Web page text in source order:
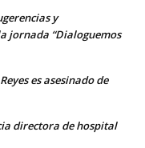
y
jornada “Dialoguemos
es asesinado de
directora de hospital